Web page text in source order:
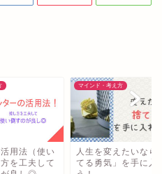
人生を変えたいなら「捨
てる勇気」を手に入れよ
ブログ
メンタ